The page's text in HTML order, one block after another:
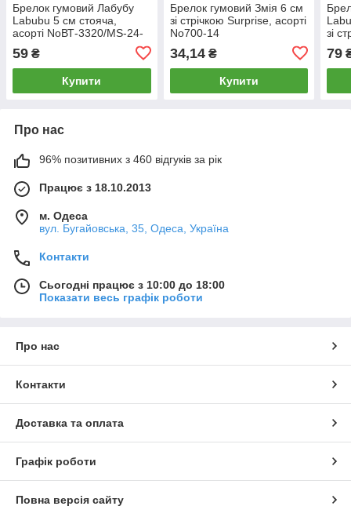
Брелок гумовий Лабубу
Labubu 5 см стояча,
асорті NoВТ-3320/MS-24-
59 ₴
Купити
Брелок гумовий Змія 6 см
зі стрічкою Surprise, асорті
No700-14
34,14₴
Купити
зі
79
Про нас
96% позитивних з 460 відгуків за рік
Працює з 18.10.2013
м. Одеса
вул. Бугайовська, 35, Одеса, Україна
Контакти
Сьогодні працює з 10:00 до 18:00
Показати весь графік роботи
Про нас
Контакти
Доставка та оплата
Графік роботи
Повна версія сайту